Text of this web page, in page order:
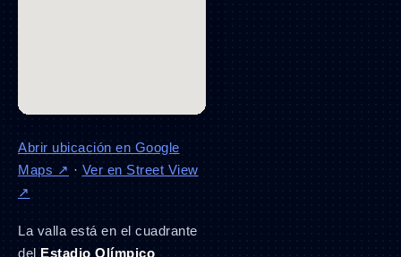
Abrir ubicación en Google
Maps ↗ · Ver en Street View
↗
La valla está en el cuadrante
del Estadio Olímpico